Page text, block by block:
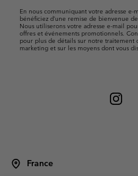
En nous communiquant votre adresse
bénéficiez d’une remise de bienvenue
Nous utiliserons votre adresse e-mail
offres et événements promotionnels.
pour plus de détails sur notre traitement
marketing et sur les moyens dont vous
France